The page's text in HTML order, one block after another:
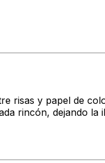
risas y papel de
rincón, dejando la